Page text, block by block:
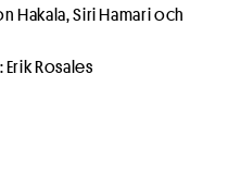
Hakala, Siri Hamari och
Rosales